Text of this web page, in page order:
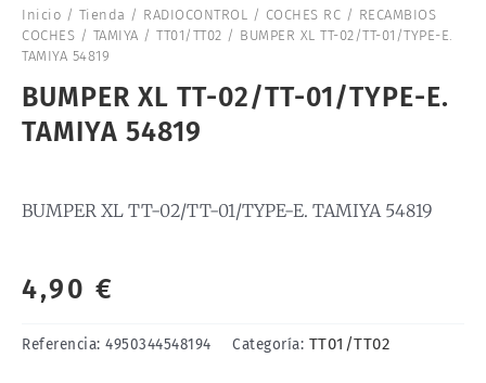
Inicio / Tienda / RADIOCONTROL / COCHES RC / RECAMBIOS
COCHES / TAMIYA / TT01/TT02 / BUMPER XL TT-02/TT-01/TYPE-E.
TAMIYA 54819
BUMPER XL TT-02/TT-01/TYPE-E.
TAMIYA 54819
BUMPER XL TT-02/TT-01/TYPE-E. TAMIYA 54819
4,90 €
Referencia: 4950344548194 Categoría: TT01/TT02